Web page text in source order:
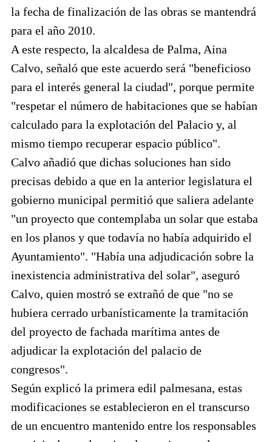
la fecha de finalización de las obras se mantendrá
para el año 2010.
A este respecto, la alcaldesa de Palma, Aina
Calvo, señaló que este acuerdo será "beneficioso
para el interés general la ciudad", porque permite
"respetar el número de habitaciones que se habían
calculado para la explotación del Palacio y, al
mismo tiempo recuperar espacio público".
Calvo añadió que dichas soluciones han sido
precisas debido a que en la anterior legislatura el
gobierno municipal permitió que saliera adelante
"un proyecto que contemplaba un solar que estaba
en los planos y que todavía no había adquirido el
Ayuntamiento". "Había una adjudicación sobre la
inexistencia administrativa del solar", aseguró
Calvo, quien mostró se extrañó de que "no se
hubiera cerrado urbanísticamente la tramitación
del proyecto de fachada marítima antes de
adjudicar la explotación del palacio de
congresos".
Según explicó la primera edil palmesana, estas
modificaciones se establecieron en el transcurso
de un encuentro mantenido entre los responsables